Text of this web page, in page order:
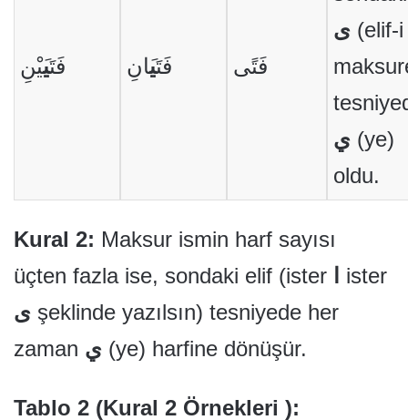
فَتَيَيْنِ فَتَيَانِ فَتًى
ى (elif-i
ي (ye)
oldu.
Kural 2: Maksur ismin harf sayısı
üçten fazla ise, sondaki elif (ister
ister
ى şeklinde yazılsın) tesniyede her
zaman ي (ye) harfine dönüşür.
Tablo 2 (Kural 2 Örnekleri ):